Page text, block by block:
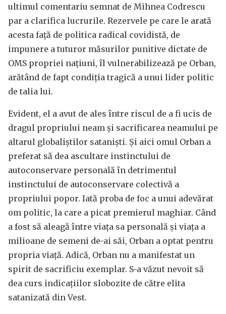
ultimul comentariu semnat de Mihnea Codrescu
par a clarifica lucrurile. Rezervele pe care le arată
acesta față de politica radical covidistă, de
impunere a tuturor măsurilor punitive dictate de
OMS propriei națiuni, îl vulnerabilizează pe Orban,
arătând de fapt condiția tragică a unui lider politic
de talia lui.
Evident, el a avut de ales între riscul de a fi ucis de
dragul propriului neam și sacrificarea neamului pe
altarul globaliștilor sataniști. Și aici omul Orban a
preferat să dea ascultare instinctului de
autoconservare personală în detrimentul
instinctului de autoconservare colectivă a
propriului popor. Iată proba de foc a unui adevărat
om politic, la care a picat premierul maghiar. Când
a fost să aleagă între viața sa personală și viața a
milioane de semeni de-ai săi, Orban a optat pentru
propria viață. Adică, Orban nu a manifestat un
spirit de sacrificiu exemplar. S-a văzut nevoit să
dea curs indicațiilor slobozite de către elita
satanizată din Vest.